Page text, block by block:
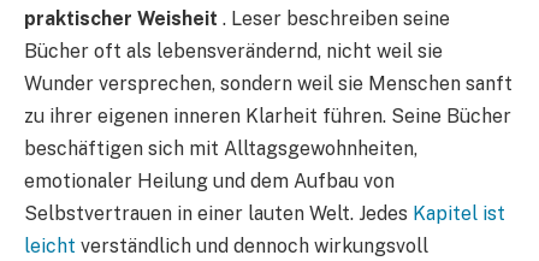
praktischer Weisheit . Leser beschreiben seine
Bücher oft als lebensverändernd, nicht weil sie
Wunder versprechen, sondern weil sie Menschen sanft
zu ihrer eigenen inneren Klarheit führen. Seine Bücher
beschäftigen sich mit Alltagsgewohnheiten,
emotionaler Heilung und dem Aufbau von
Selbstvertrauen in einer lauten Welt. Jedes Kapitel ist
leicht verständlich und dennoch wirkungsvoll